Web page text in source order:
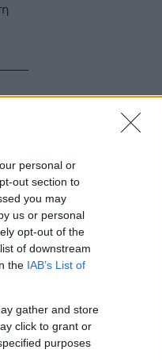
personal or
out section to
you may
us or personal
opt-out of the
of downstream
the IAB’s List of
gather and store
click to grant or
purposes